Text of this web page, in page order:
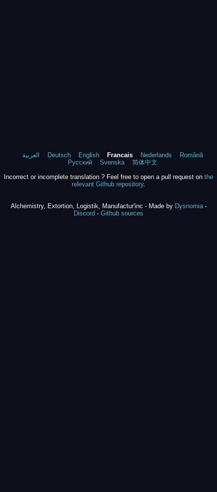
العربية Deutsch English Francais Nederlands
Română
Русский
Svenska
简体中文
Incorrect or incomplete translation ? Feel free to open a pull request on the
relevant Github repository.
Alchemistry, Extortion, Logistik, Manufactur'inc - Made by Dysnomia-
Discord - Github sources